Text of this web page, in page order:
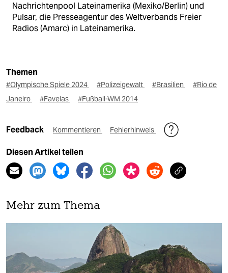
Nachrichtenpool Lateinamerika (Mexiko/Berlin) und
Pulsar, die Presseagentur des Weltverbands Freier
Radios (Amarc) in Lateinamerika.
Themen
#Olympische Spiele 2024 #Polizeigewalt #Brasilien
#Rio de
Janeiro
#Favelas #Fußball-WM 2014
Feedback Kommentieren Fehlerhinweis
Diesen Artikel teilen
Mehr zum Thema